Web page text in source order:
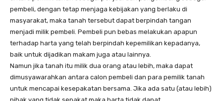
pembeli, dengan tetap menjaga kebijakan yang berlaku di
masyarakat, maka tanah tersebut dapat berpindah tangan
menjadi milik pembeli. Pembeli pun bebas melakukan apapun
terhadap harta yang telah berpindah kepemilikan kepadanya,
baik untuk dijadikan makam juga atau lainnya.
Namun jika tanah itu milik dua orang atau lebih, maka dapat
dimusyawarahkan antara calon pembeli dan para pemilik tanah
untuk mencapai kesepakatan bersama. Jika ada satu (atau lebih)